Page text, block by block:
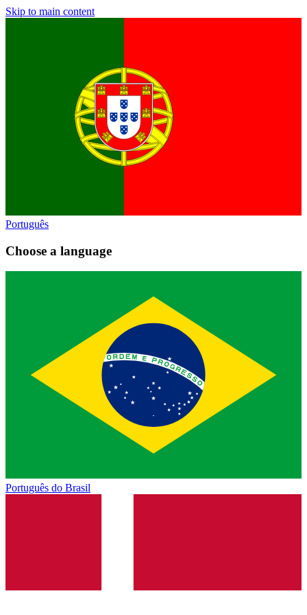
Skip to main content
Português
Choose a language
Português do Brasil